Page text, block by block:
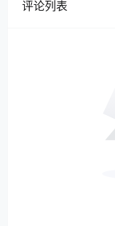
评论列表